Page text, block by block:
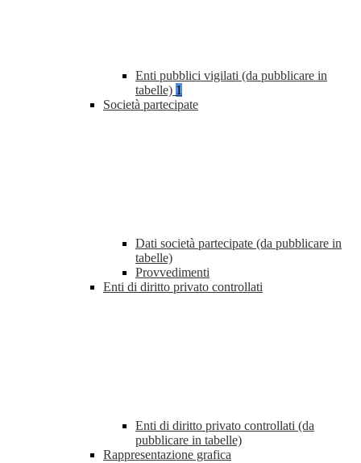
Enti pubblici vigilati (da pubblicare in
tabelle) 1
Società partecipate
Dati società partecipate (da pubblicare in
tabelle)
Provvedimenti
Enti di diritto privato controllati
Enti di diritto privato controllati (da
pubblicare in tabelle)
Rappresentazione grafica